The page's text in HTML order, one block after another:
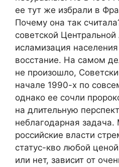
ее тут же избрали в
Почему она так
советской
исламизация
восстание. На самом
не произошло,
начале 1990-х по
однако ее сочли
на длительную
неблагодарная
российские власти
статус-кво любой
или нет, зависит от